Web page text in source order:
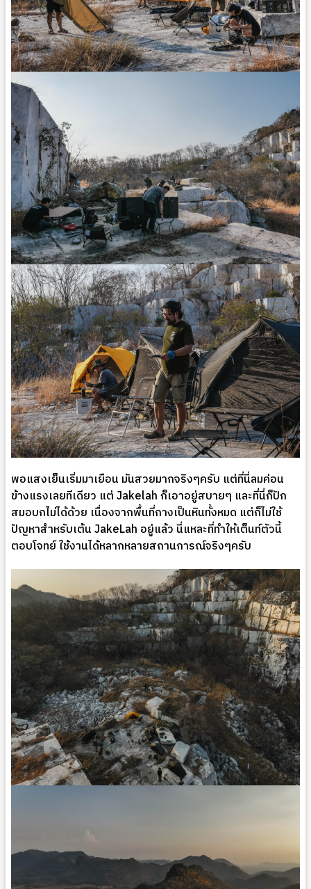
พอแสงเย็นเริ่มมาเยือน มันสวยมากจริงๆครับ แต่ที่นี่ลมค่อน
ข้างแรงเลยทีเดียว แต่ Jakelah ก็เอาอยู่สบายๆ และที่นี่ก็ปัก
สมอบกไม่ได้ด้วย เนื่องจากพื้นที่กางเป็นหินทั้งหมด แต่ก็ไม่ใช้
ปัญหาสำหรับเต้น JakeLah อยู่แล้ว นี่แหละที่ทำให้เต็นท์ตัวนี้
ตอบโจทย์ ใช้งานได้หลากหลายสถานการณ์จริงๆครับ